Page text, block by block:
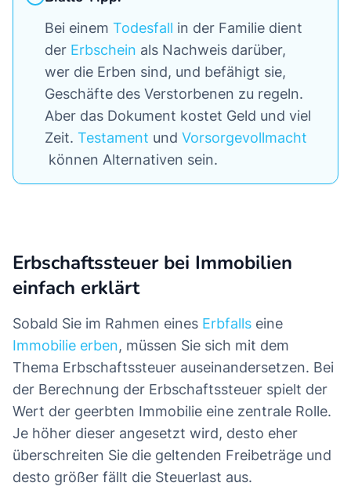
Bei einem Todesfall in der Familie dient
der Erbschein als Nachweis darüber,
wer die Erben sind, und befähigt sie,
Geschäfte des Verstorbenen zu regeln.
Aber das Dokument kostet Geld und viel
Zeit. Testament und Vorsorgevollmacht
können Alternativen sein.
Erbschaftssteuer bei Immobilien
einfach erklärt
Sobald Sie im Rahmen eines Erbfalls eine
Immobilie erben, müssen Sie sich mit dem
Thema Erbschaftssteuer auseinandersetzen. Bei
der Berechnung der Erbschaftssteuer spielt der
Wert der geerbten Immobilie eine zentrale Rolle.
Je höher dieser angesetzt wird, desto eher
überschreiten Sie die geltenden Freibeträge und
desto größer fällt die Steuerlast aus.